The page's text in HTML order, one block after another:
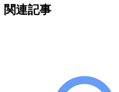
関連記事